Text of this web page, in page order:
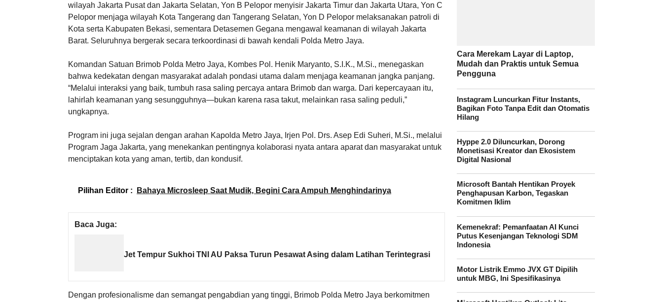
wilayah Jakarta Pusat dan Jakarta Selatan, Yon B Pelopor menyisir Jakarta Timur dan Jakarta Utara, Yon C
Pelopor menjaga wilayah Kota Tangerang dan Tangerang Selatan, Yon D Pelopor melaksanakan patroli di
Kota serta Kabupaten Bekasi, sementara Detasemen Gegana mengawal keamanan di wilayah Jakarta
Barat. Seluruhnya bergerak secara terkoordinasi di bawah kendali Polda Metro Jaya.
Komandan Satuan Brimob Polda Metro Jaya, Kombes Pol. Henik Maryanto, S.I.K., M.Si., menegaskan
bahwa kedekatan dengan masyarakat adalah pondasi utama dalam menjaga keamanan jangka panjang.
“Melalui interaksi yang baik, tumbuh rasa saling percaya antara Brimob dan warga. Dari kepercayaan itu,
lahirlah keamanan yang sesungguhnya—bukan karena rasa takut, melainkan rasa saling peduli,”
ungkapnya.
Program ini juga sejalan dengan arahan Kapolda Metro Jaya, Irjen Pol. Drs. Asep Edi Suheri, M.Si., melalui
Program Jaga Jakarta, yang menekankan pentingnya kolaborasi nyata antara aparat dan masyarakat untuk
menciptakan kota yang aman, tertib, dan kondusif.
Pilihan Editor : Bahaya Microsleep Saat Mudik, Begini Cara Ampuh Menghindarinya
Baca Juga:
Jet Tempur Sukhoi TNI AU Paksa Turun Pesawat Asing dalam Latihan Terintegrasi
Dengan profesionalisme dan semangat pengabdian yang tinggi, Brimob Polda Metro Jaya berkomitmen
Cara Merekam Layar di Laptop,
Mudah dan Praktis untuk Semua
Pengguna
Instagram Luncurkan Fitur Instants,
Bagikan Foto Tanpa Edit dan Otomatis
Hilang
Hyppe 2.0 Diluncurkan, Dorong
Monetisasi Kreator dan Ekosistem
Digital Nasional
Microsoft Bantah Hentikan Proyek
Penghapusan Karbon, Tegaskan
Komitmen Iklim
Kemenekraf: Pemanfaatan AI Kunci
Putus Kesenjangan Teknologi SDM
Indonesia
Motor Listrik Emmo JVX GT Dipilih
untuk MBG, Ini Spesifikasinya